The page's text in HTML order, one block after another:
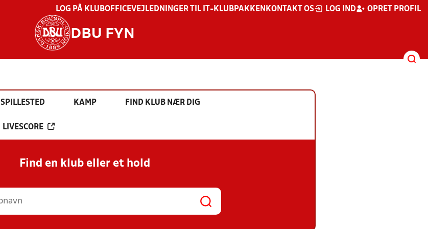
LOG PÅ KLUBOFFICEVEJLEDNINGER TIL IT-KLUBPAKKEN KONTAKT OS LOG IND OPRET PROFIL
DBU FYN
SPILLESTED KAMP FIND KLUB NÆR DIG
LIVESCORE
Find en klub eller et hold